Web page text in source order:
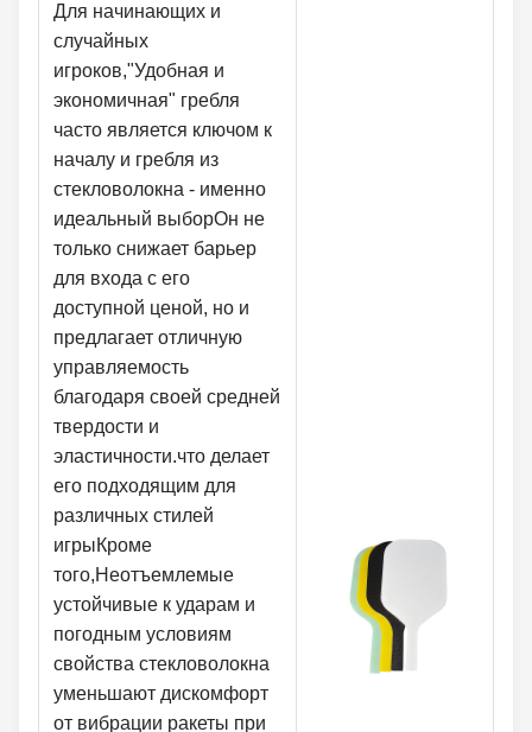
Для начинающих и
случайных
игроков,"Удобная и
экономичная" гребля
часто является ключом к
началу и гребля из
стекловолокна - именно
идеальный выборОн не
только снижает барьер
для входа с его
доступной ценой, но и
предлагает отличную
управляемость
благодаря своей средней
твердости и
эластичности.что делает
его подходящим для
различных стилей
игрыКроме
того,Неотъемлемые
устойчивые к ударам и
погодным условиям
свойства стекловолокна
уменьшают дискомфорт
от вибрации ракеты при